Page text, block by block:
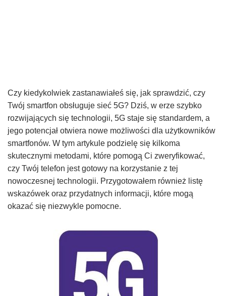
Czy kiedykolwiek zastanawiałeś się, jak sprawdzić, czy
Twój smartfon obsługuje sieć 5G? Dziś, w erze szybko
rozwijających się technologii, 5G staje się standardem, a
jego potencjał otwiera nowe możliwości dla użytkowników
smartfonów. W tym artykule podzielę się kilkoma
skutecznymi metodami, które pomogą Ci zweryfikować,
czy Twój telefon jest gotowy na korzystanie z tej
nowoczesnej technologii. Przygotowałem również listę
wskazówek oraz przydatnych informacji, które mogą
okazać się niezwykle pomocne.